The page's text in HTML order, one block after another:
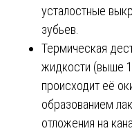
усталостные
зубьев.
Термическая
жидкости (выше
происходит её
образованием
отложения на